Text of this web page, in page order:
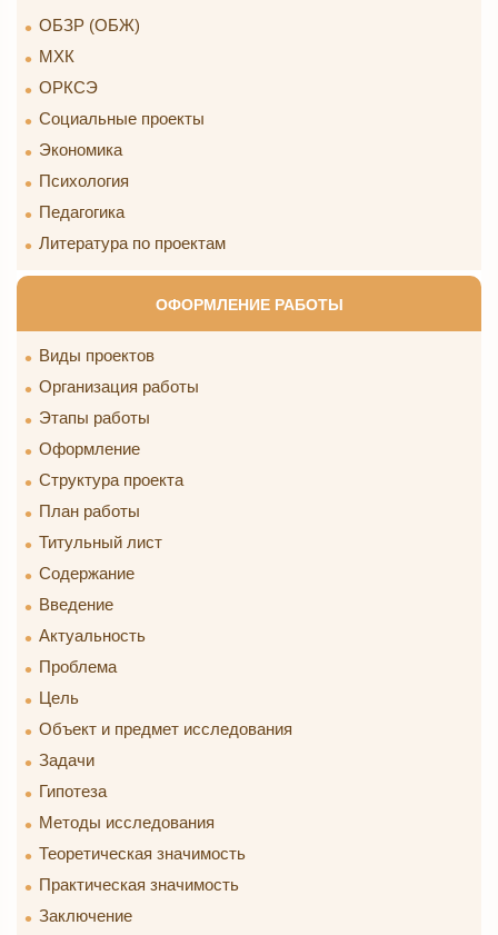
ОБЗР (ОБЖ)
МХК
ОРКСЭ
Социальные проекты
Экономика
Психология
Педагогика
Литература по проектам
ОФОРМЛЕНИЕ РАБОТЫ
Виды проектов
Организация работы
Этапы работы
Оформление
Структура проекта
План работы
Титульный лист
Содержание
Введение
Актуальность
Проблема
Цель
Объект и предмет исследования
Задачи
Гипотеза
Методы исследования
Теоретическая значимость
Практическая значимость
Заключение